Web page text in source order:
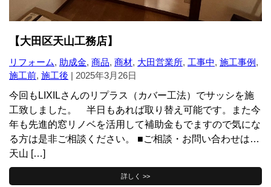
【大田区天山工務店】
リフォーム, 助成金, 商品, 商材, 大田営業所, 工事中, 施工事例,
施工前, 施工後 | 2025年3月26日
今回もLIXILさんのリプラス（カバー工法）でサッシを施
工致しました。 半日もあれば取り替え可能です。また今
年も先進的窓リノベを活用して補助金もでますので気にな
る方は是非ご相談ください。 ■ご相談・お問い合わせは…
天山 […]
詳しく >>